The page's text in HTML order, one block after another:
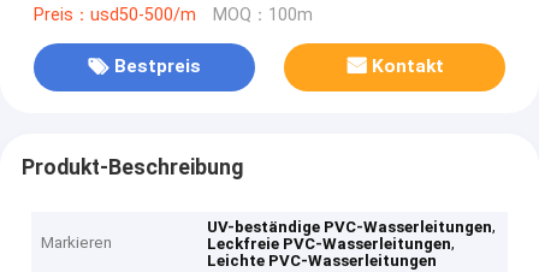
Preis：usd50-500/m MOQ：100m
Bestpreis Kontakt
Produkt-Beschreibung
Markieren
UV-beständige PVC-Wasserleitungen,
Leckfreie PVC-Wasserleitungen,
Leichte PVC-Wasserleitungen